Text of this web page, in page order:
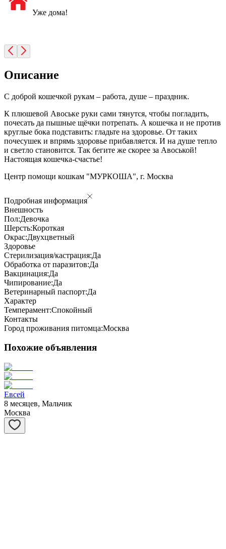
Уже дома!
Описание
С доброй кошечкой рукам – работа, душе – праздник.
К плюшевой Авоське руки сами тянутся, чтобы погладить,
почесать да пышные щёчки потрепать. А кошечка и не против
круглые бока подставить: гладьте на здоровье. От таких
почесушек и впрямь здоровье прибавляется. И на душе тепло
и светло становится. Так бегите же скорее за Авоськой!
Настоящая кошечка-счастье!
Центр помощи кошкам "МУРКОША", г. Москва
Подробная информация
Внешность
Пол:Девочка
Шерсть:Короткая
Окрас:Двухцветный
Здоровье
Стерилизация/кастрация:Да
Обработка от паразитов:Да
Вакцинация:Да
Чипирование:Да
Ветеринарный паспорт:Да
Характер
Темперамент:Спокойный
Контакты
Город проживания питомца:Москва
Похожие объявления
Евсей
8 месяцев, Мальчик
Москва